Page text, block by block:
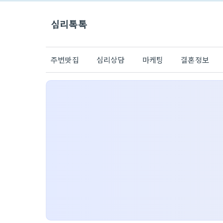
심리톡톡
주변맛집 심리상담 마케팅 결혼정보